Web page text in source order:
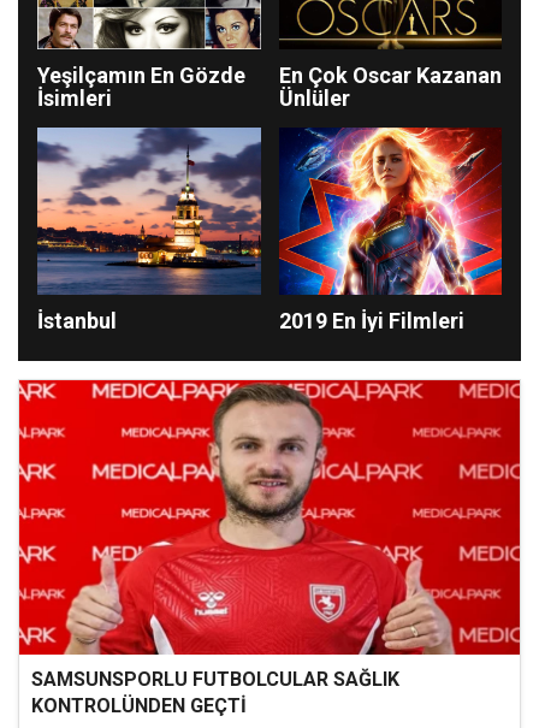
Yeşilçamın En Gözde
İsimleri
En Çok Oscar Kazanan
Ünlüler
İstanbul 2019 En İyi Filmleri
SAMSUNSPORLU FUTBOLCULAR SAĞLIK
KONTROLÜNDEN GEÇTİ